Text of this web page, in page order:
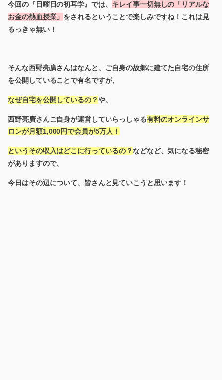
今回の『日曜日の初耳学』では、 キレイ事一切無しの「リアルな
お金の熱血授業」 をされるということで楽しみですね！これは見
るっきゃ無い！
そんな西野亮廣さんはなんと、ご自身の故郷に建てた自宅の住所
を公開していることで有名ですが、
なぜ自宅を公開しているの？や、
西野亮廣さんご自身が運営していらっしゃる有料のオンラインサ
ロンが月額1,000円で会員が5万人！
というその収入はどこに行っているの？などなど、気になる秘密
がありますので、
今日はその辺について、皆さんと見ていこうと思います！